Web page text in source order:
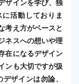
活動しておりま
考え方がベースと
ネスへの想いや理
在になるデザイン
ンも大切ですが扱
ザインは勿論、